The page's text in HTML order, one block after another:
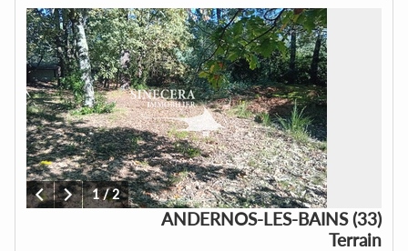
1/2
ANDERNOS-LES-BAINS (33)
Terrain